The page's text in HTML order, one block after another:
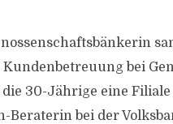
bei
die 30-Jährige eine
Beraterin bei der